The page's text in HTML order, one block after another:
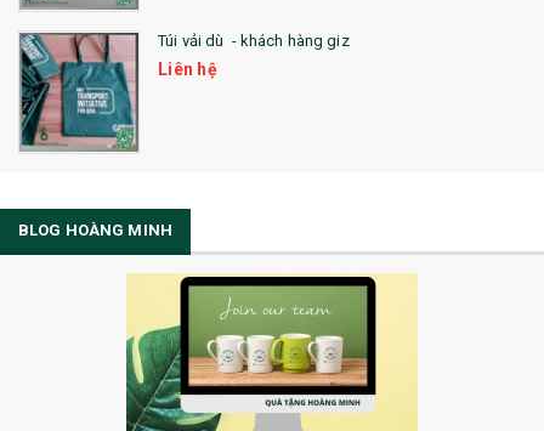
Túi vải dù - khách hàng giz
Liên hệ
BLOG HOÀNG MINH